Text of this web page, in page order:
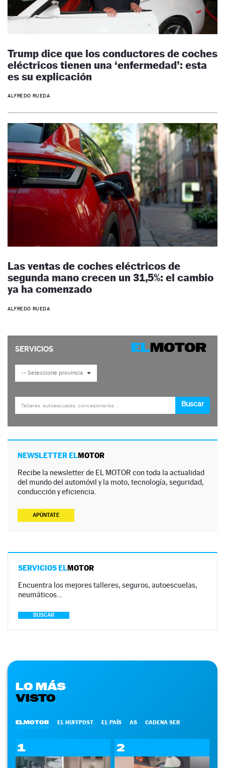
Trump dice que los conductores de coches
eléctricos tienen una ‘enfermedad’: esta
es su explicación
ALFREDO RUEDA
Las ventas de coches eléctricos de
segunda mano crecen un 31,5%: el cambio
ya ha comenzado
ALFREDO RUEDA
NEWSLETTER ELMOTOR
Recibe la newsletter de EL MOTOR con toda la actualidad
del mundo del automóvil y la moto, tecnología, seguridad,
conducción y eficiencia.
APÚNTATE
SERVICIOS ELMOTOR
Encuentra los mejores talleres, seguros, autoescuelas,
neumáticos…
BUSCAR
LO MÁS
VISTO
ELMOTOR EL HUFFPOST EL PAÍS AS CADENA SER
1 2